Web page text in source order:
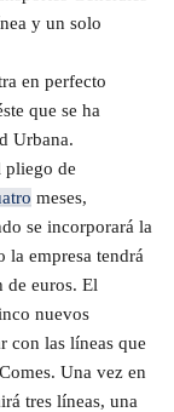
y un solo
en perfecto
que se ha
Urbana.
pliego de
meses,
se incorporará la
la empresa tendrá
de euros. El
nuevos
con las líneas que
Una vez en
tres líneas, una